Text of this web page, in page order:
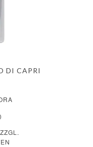
DI CAPRI